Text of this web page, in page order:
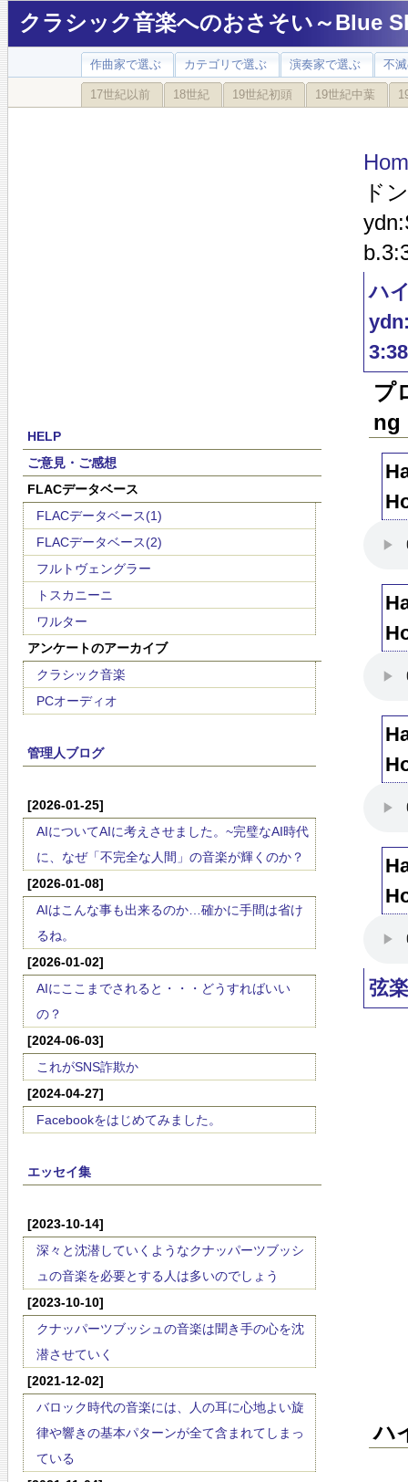
クラシック音楽へのおさそい～Blue
作曲家で選ぶ カテゴリで選ぶ 演奏家で選ぶ 不
17世紀以前 18世紀 19世紀初頭 19世紀中葉
HELP
ご意見・ご感想
FLACデータベース
FLACデータベース(1)
FLACデータベース(2)
フルトヴェングラー
トスカニーニ
ワルター
アンケートのアーカイブ
クラシック音楽
PCオーディオ
管理人ブログ
[2026-01-25]
AIについてAIに考えさせました。~完璧なAI時代
に、なぜ「不完全な人間」の音楽が輝くのか？
[2026-01-08]
AIはこんな事も出来るのか…確かに手間は省け
るね。
[2026-01-02]
AIにここまでされると・・・どうすればいい
の？
[2024-06-03]
これがSNS詐欺か
[2024-04-27]
Facebookをはじめてみました。
エッセイ集
[2023-10-14]
深々と沈潜していくようなクナッパーツブッシ
ュの音楽を必要とする人は多いのでしょう
[2023-10-10]
クナッパーツブッシュの音楽は聞き手の心を沈
潜させていく
[2021-12-02]
バロック時代の音楽には、人の耳に心地よい旋
律や響きの基本パターンが全て含まれてしまっ
ている
ド
ハ
プ
ng
弦
ハ